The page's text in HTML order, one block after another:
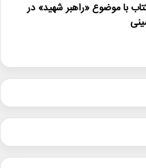
کتاب با موضوع «راهبر شهید» در